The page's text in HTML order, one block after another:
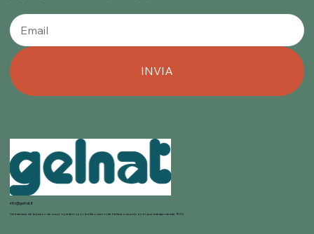
INVIA
info@gelnat.it
Gelnat nace de la pasión de sus propietarios por la elaboración de helados, mundo en el que trabajan desde 1950.